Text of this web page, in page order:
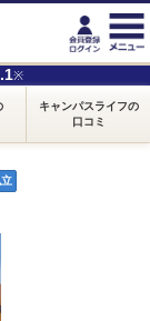
※
キャンパスライフの
口コミ